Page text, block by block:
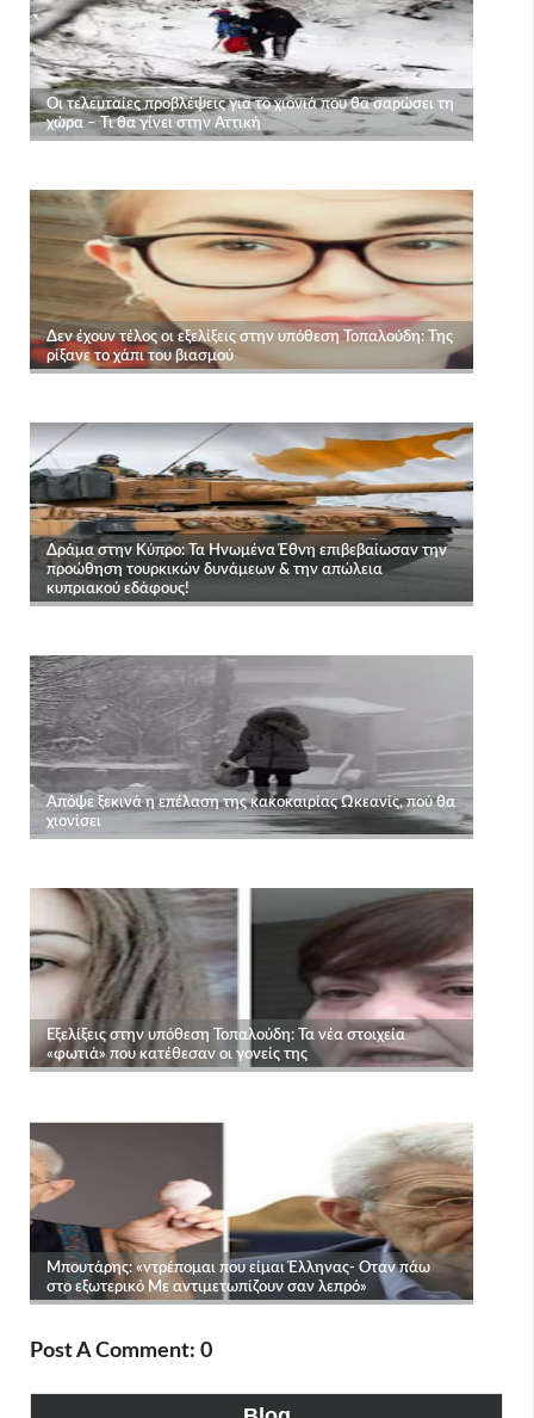
Post A Comment: 0